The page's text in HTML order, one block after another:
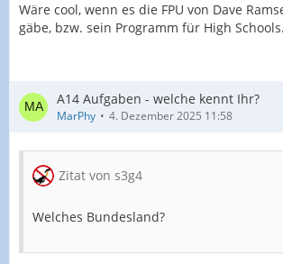
Wäre cool, wenn es die FPU von Dave
gäbe, bzw. sein Programm für High
A14 Aufgaben - welche kennt Ihr?
MarPhy 4. Dezember 2025 11:58
Zitat von s3g4
Welches Bundesland?